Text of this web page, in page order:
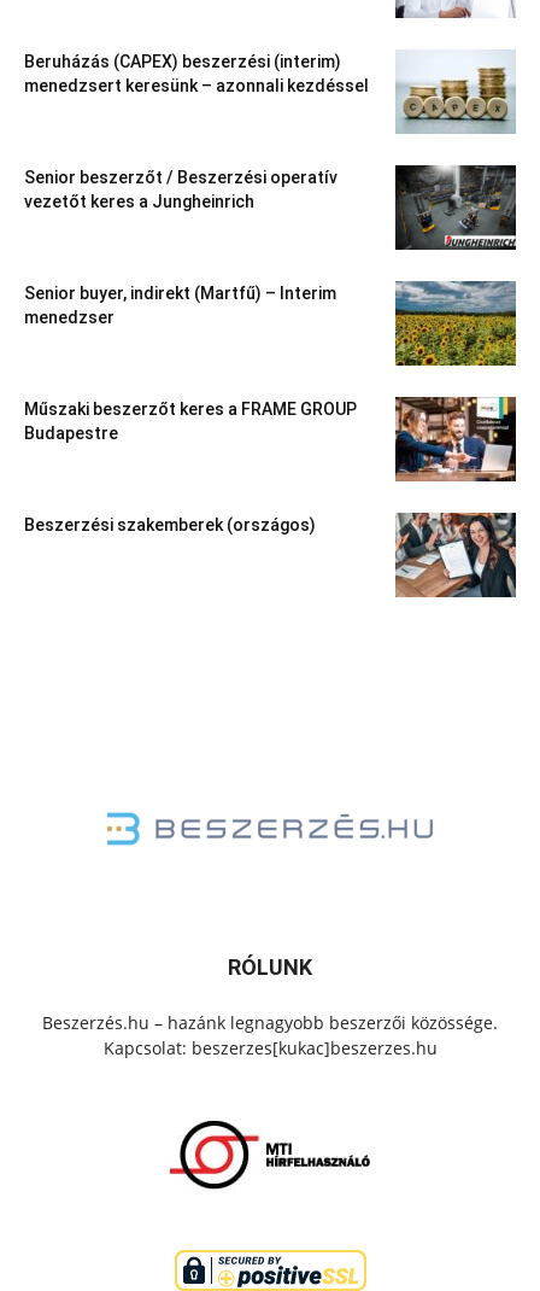
Beruházás (CAPEX) beszerzési (interim)
menedzsert keresünk – azonnali kezdéssel
Senior beszerzőt / Beszerzési operatív
vezetőt keres a Jungheinrich
Senior buyer, indirekt (Martfű) – Interim
menedzser
Műszaki beszerzőt keres a FRAME GROUP
Budapestre
Beszerzési szakemberek (országos)
RÓLUNK
Beszerzés.hu – hazánk legnagyobb beszerzői közössége.
Kapcsolat: beszerzes[kukac]beszerzes.hu